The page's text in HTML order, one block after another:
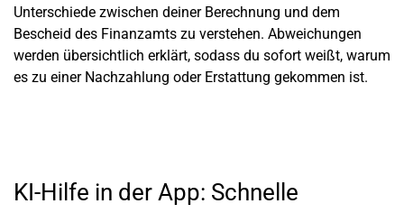
Unterschiede zwischen deiner Berechnung und dem
Bescheid des Finanzamts zu verstehen. Abweichungen
werden übersichtlich erklärt, sodass du sofort weißt, warum
es zu einer Nachzahlung oder Erstattung gekommen ist.
KI-Hilfe in der App: Schnelle